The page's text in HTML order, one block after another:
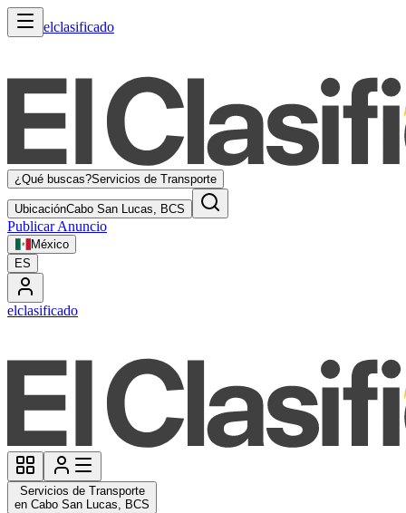
elclasificado
¿Qué buscas?Servicios de Transporte
UbicaciónCabo San Lucas, BCS
Publicar Anuncio
México
ES
elclasificado
Servicios de Transporte
en Cabo San Lucas, BCS